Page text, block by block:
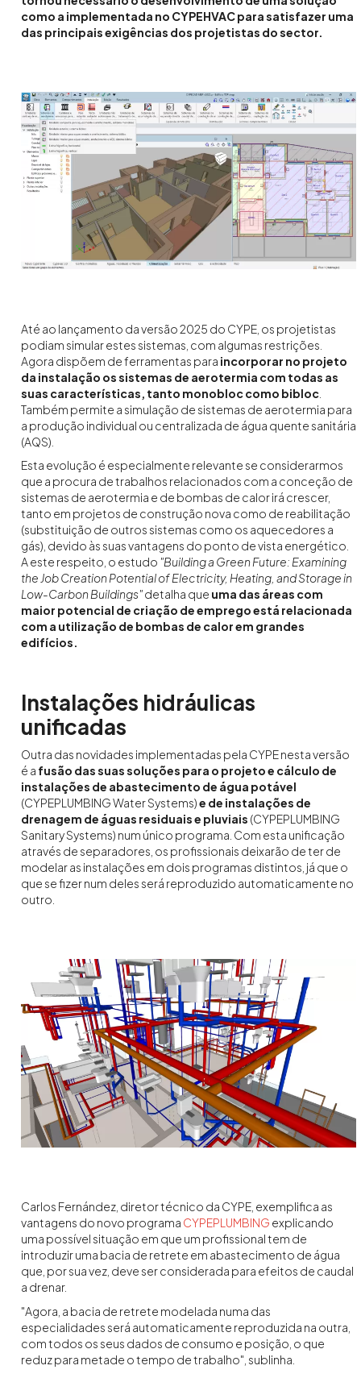
como a implementada no CYPEHVAC para satisfazer uma
das principais exigências dos projetistas do sector.
Até ao lançamento da versão 2025 do CYPE, os projetistas
podiam simular estes sistemas, com algumas restrições.
Agora dispõem de ferramentas para incorporar no projeto
da instalação os sistemas de aerotermia com todas as
suas características, tanto monobloc como bibloc
Também permite a simulação de sistemas de aerotermia para
a produção individual ou centralizada de água quente sanitária
(AQS).
Esta evolução é especialmente relevante se considerarmos
que a procura de trabalhos relacionados com a conceção de
sistemas de aerotermia e de bombas de calor irá crescer,
tanto em projetos de construção nova como de reabilitação
(substituição de outros sistemas como os aquecedores a
gás), devido às suas vantagens do ponto de vista energético.
A este respeito, o estudo "Building a Green Future: Examining
the Job Creation Potential of Electricity, Heating, and Storage in
Low-Carbon Buildings"detalha que uma das áreas com
maior potencial de criação de emprego está relacionada
com a utilização de bombas de calor em grandes
edifícios.
Instalações hidráulicas
unificadas
Outra das novidades implementadas pela CYPE nesta versão
é a fusão das suas soluções para o projeto e cálculo de
instalações de abastecimento de água potável
(CYPEPLUMBING Water Systems)e de instalações de
drenagem de águas residuais e pluviais (CYPEPLUMBING
Sanitary Systems) num único programa. Com esta unificação
através de separadores, os profissionais deixarão de ter de
modelar as instalações em dois programas distintos, já que o
que se fizer num deles será reproduzido automaticamente no
outro.
Carlos Fernández, diretor técnico da CYPE, exemplifica as
vantagens do novo programa CYPEPLUMBING explicando
uma possível situação em que um profissional tem de
introduzir uma bacia de retrete em abastecimento de água
que, por sua vez, deve ser considerada para efeitos de caudal
a drenar.
"Agora, a bacia de retrete modelada numa das
especialidades será automaticamente reproduzida na outra,
com todos os seus dados de consumo e posição, o que
reduz para metade o tempo de trabalho", sublinha.